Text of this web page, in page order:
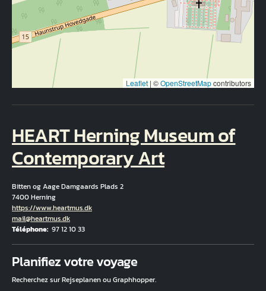
Leaflet | ©OpenStreetMapcontributors
HEART Herning Museum of
Contemporary Art
Bitten og Aage Damgaards Plads 2
7400 Herning
Hjemmeside
https://www.heartmus.dk
Courriel
mail@heartmus.dk
Téléphone 97 12 10 33
Planifiez votre voyage
Recherchez sur Rejseplanen ou Graphhopper.